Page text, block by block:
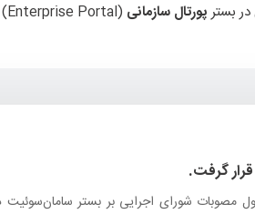
بسترپورتال سازمانی (Enterprise Portal) ارائه می کند.
قرار گرفت.
مصوبات شورای اجرایی بر بستر سامان‌سوئیت